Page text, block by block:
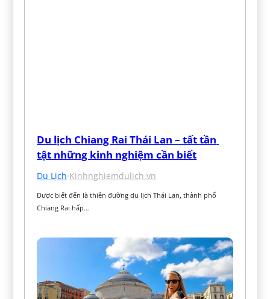
Du lịch Chiang Rai Thái Lan – tất tần
tật những kinh nghiệm cần biết
Du Lịch·Kinhnghiemdulich.vn
Được biết đến là thiên đường du lịch Thái Lan, thành phố
Chiang Rai hấp…